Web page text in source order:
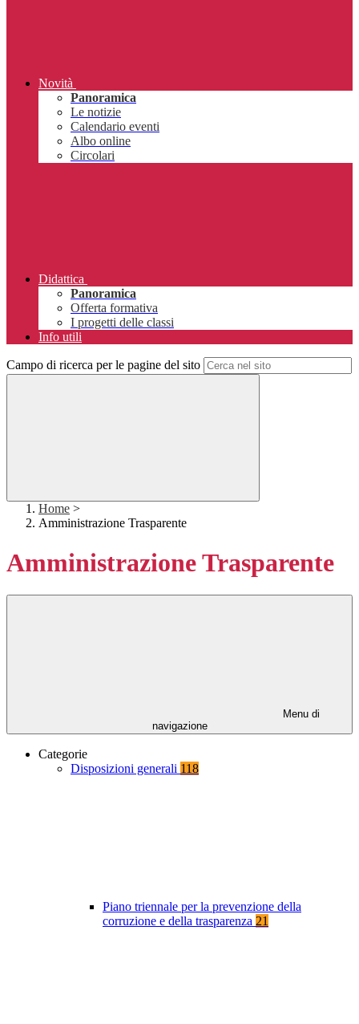
Novità
Panoramica
Le notizie
Calendario eventi
Albo online
Circolari
Didattica
Panoramica
Offerta formativa
I progetti delle classi
Info utili
Campo di ricerca per le pagine del sito
Home >
Amministrazione Trasparente
Amministrazione Trasparente
Menu di
navigazione
Categorie
Disposizioni generali 118
Piano triennale per la prevenzione della
corruzione e della trasparenza 21